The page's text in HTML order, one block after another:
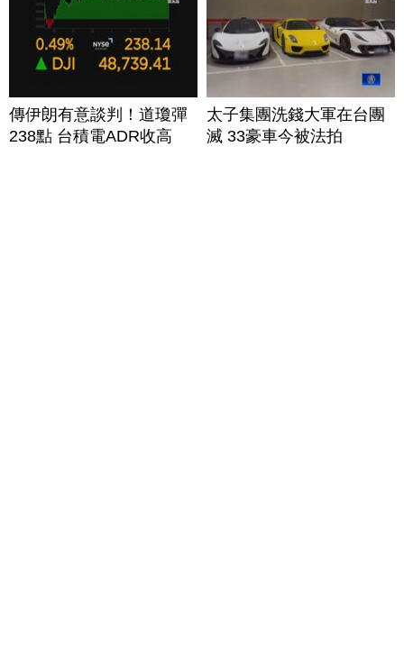
傳伊朗有意談判！道瓊彈
238點 台積電ADR收高
太子集團洗錢大軍在台團
滅 33豪車今被法拍